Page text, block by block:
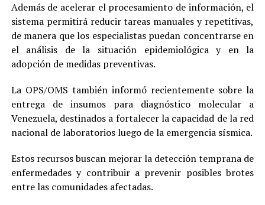
Además de acelerar el procesamiento de información, el
sistema permitirá reducir tareas manuales y repetitivas,
de manera que los especialistas puedan concentrarse en
el análisis de la situación epidemiológica y en la
adopción de medidas preventivas.
La OPS/OMS también informó recientemente sobre la
entrega de insumos para diagnóstico molecular a
Venezuela, destinados a fortalecer la capacidad de la red
nacional de laboratorios luego de la emergencia sísmica.
Estos recursos buscan mejorar la detección temprana de
enfermedades y contribuir a prevenir posibles brotes
entre las comunidades afectadas.